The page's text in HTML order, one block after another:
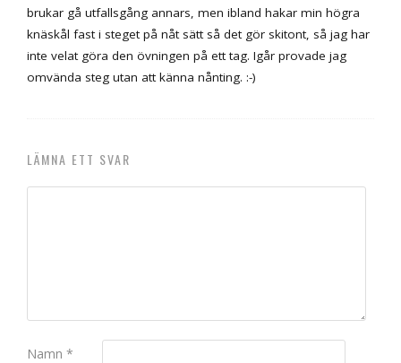
brukar gå utfallsgång annars, men ibland hakar min högra
knäskål fast i steget på nåt sätt så det gör skitont, så jag har
inte velat göra den övningen på ett tag. Igår provade jag
omvända steg utan att känna nånting. :-)
LÄMNA ETT SVAR
Namn *